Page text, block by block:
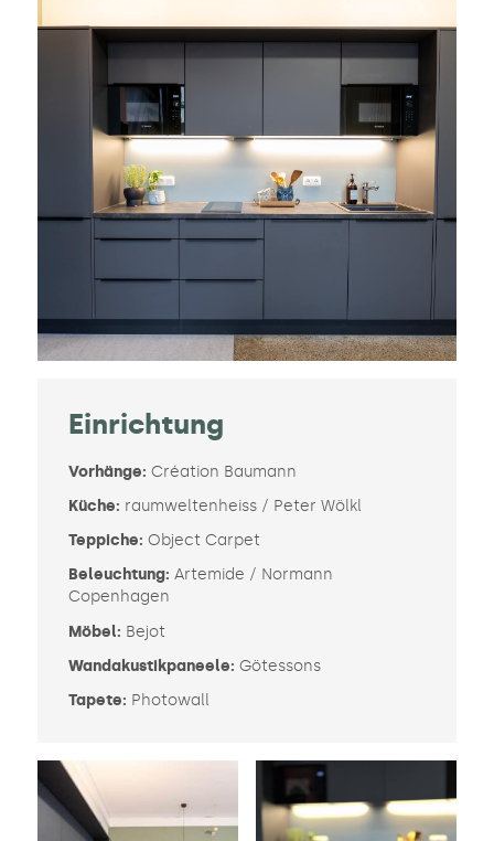
Einrichtung
Vorhänge: Création Baumann
Küche: raumweltenheiss / Peter Wölkl
Teppiche: Object Carpet
Beleuchtung: Artemide / Normann
Copenhagen
Möbel: Bejot
Wandakustikpaneele: Götessons
Tapete: Photowall